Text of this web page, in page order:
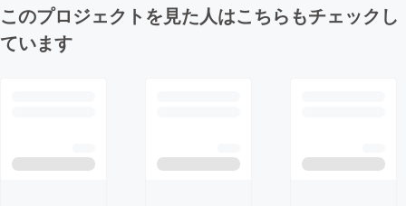
このプロジェクトを見た人はこちらもチェックし
ています